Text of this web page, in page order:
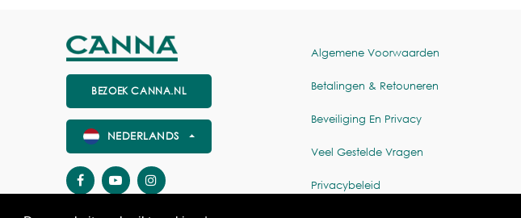
BEZOEK CANNA.NL
NEDERLANDS
Algemene Voorwaarden
Betalingen & Retouneren
Beveiliging En Privacy
Veel Gestelde Vragen
Privacybeleid